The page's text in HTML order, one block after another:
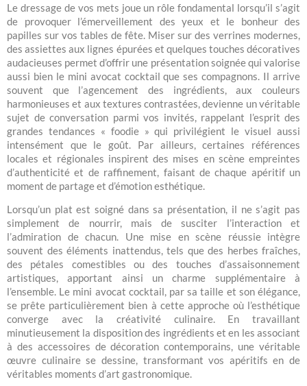
Le dressage de vos mets joue un rôle fondamental lorsqu’il s’agit
de provoquer l’émerveillement des yeux et le bonheur des
papilles sur vos tables de fête. Miser sur des verrines modernes,
des assiettes aux lignes épurées et quelques touches décoratives
audacieuses permet d’offrir une présentation soignée qui valorise
aussi bien le mini avocat cocktail que ses compagnons. Il arrive
souvent que l’agencement des ingrédients, aux couleurs
harmonieuses et aux textures contrastées, devienne un véritable
sujet de conversation parmi vos invités, rappelant l’esprit des
grandes tendances « foodie » qui privilégient le visuel aussi
intensément que le goût. Par ailleurs, certaines références
locales et régionales inspirent des mises en scène empreintes
d’authenticité et de raffinement, faisant de chaque apéritif un
moment de partage et d’émotion esthétique.
Lorsqu’un plat est soigné dans sa présentation, il ne s’agit pas
simplement de nourrir, mais de susciter l’interaction et
l’admiration de chacun. Une mise en scène réussie intègre
souvent des éléments inattendus, tels que des herbes fraîches,
des pétales comestibles ou des touches d’assaisonnement
artistiques, apportant ainsi un charme supplémentaire à
l’ensemble. Le mini avocat cocktail, par sa taille et son élégance,
se prête particulièrement bien à cette approche où l’esthétique
converge avec la créativité culinaire. En travaillant
minutieusement la disposition des ingrédients et en les associant
à des accessoires de décoration contemporains, une véritable
œuvre culinaire se dessine, transformant vos apéritifs en de
véritables moments d’art gastronomique.